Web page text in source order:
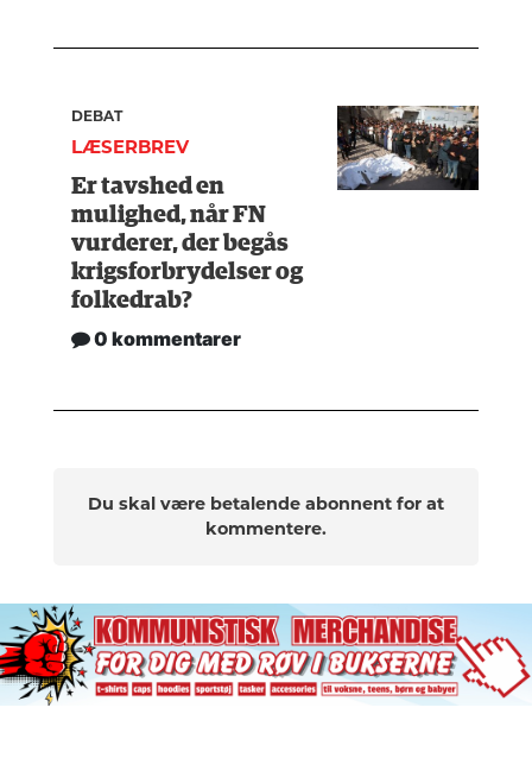
DEBAT
LÆSERBREV
Er tavshed en
mulighed, når FN
vurderer, der begås
krigsforbrydelser og
folkedrab?
0 kommentarer
Du skal være betalende abonnent for at
kommentere.